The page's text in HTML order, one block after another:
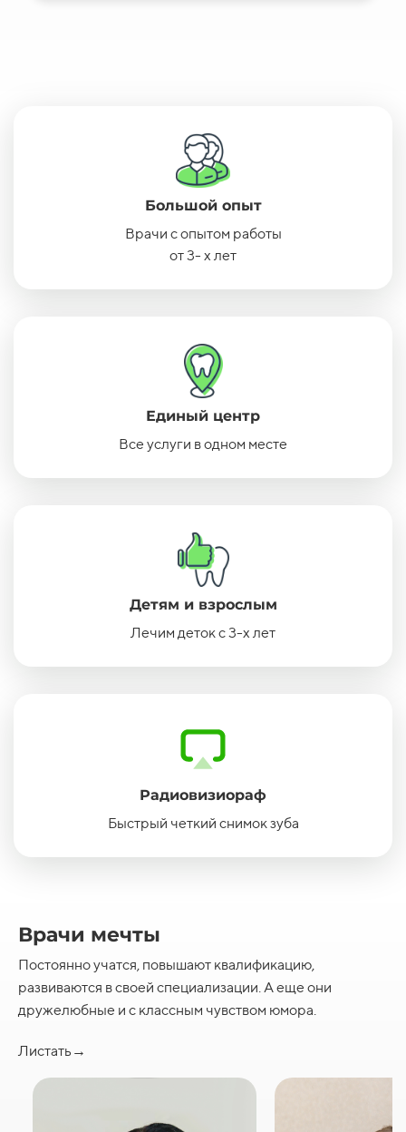
Большой опыт
Врачи с опытом работы
от 3- х лет
Единый центр
Все услуги в одном месте
Детям и взрослым
Лечим деток с 3-х лет
Радиовизиораф
Быстрый четкий снимок зуба
Врачи мечты
Постоянно учатся, повышают квалификацию,
развиваются в своей специализации. А еще они
дружелюбные и с классным чувством юмора.
Листать→